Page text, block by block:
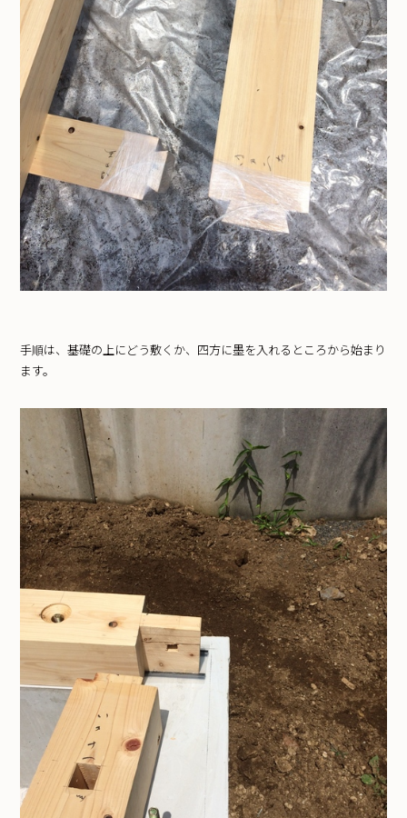
手順は、基礎の上にどう敷くか、四方に墨を入れるところから始まり
ます。